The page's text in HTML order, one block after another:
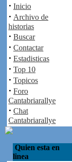
· Inicio
· Archivo de
historias
· Buscar
· Contactar
· Estadisticas
· Top 10
· Topicos
· Foro
Cantabriarallye
· Chat
Cantabriarallye
Quien esta en
linea